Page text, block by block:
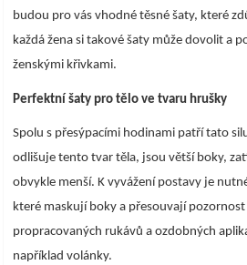
budou pro vás vhodné těsné šaty, které
každá žena si takové šaty může dovolit a
ženskými křivkami.
Perfektní šaty pro tělo ve tvaru hrušky
Spolu s přesýpacími hodinami patří tato
odlišuje tento tvar těla, jsou větší boky,
obvykle menší. K vyvážení postavy je
které maskují boky a přesouvají
propracovaných rukávů a ozdobných
například volánky.